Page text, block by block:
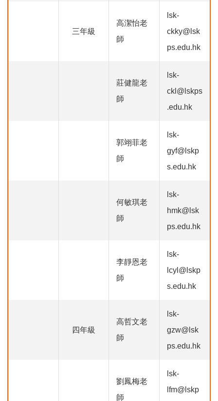
三年級
高潔怡老
師
lsk-
ckky@lsk
ps.edu.hk
莊健龍老
師
lsk-
ckl@lskps
.edu.hk
郭翊菲老
師
lsk-
gyf@lskp
s.edu.hk
何敏琪老
師
lsk-
hmk@lsk
ps.edu.hk
李靜恩老
師
lsk-
lcyl@lskp
s.edu.hk
四年級
高哲文老
師
lsk-
gzw@lsk
ps.edu.hk
劉鳳梅老
師
lsk-
lfm@lskp